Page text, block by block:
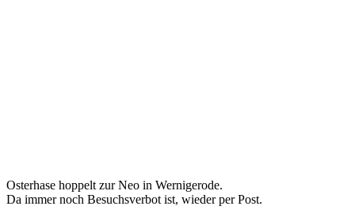
Osterhase hoppelt zur Neo in Wernigerode.
Da immer noch Besuchsverbot ist, wieder per Post.